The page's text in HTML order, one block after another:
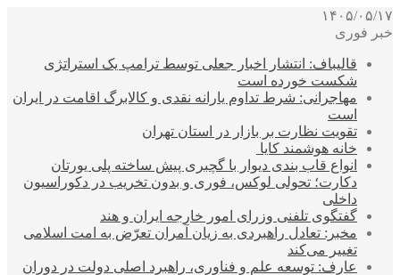
۱۴۰۵/۰۵/۱۷
خبر فوری
قالیباف: انتشار اخبار جعلی توسط ترامپ یک استراتژی
شکست خورده است
مهاجرانی: شرط تداوم یارانه نقدی و کالابرگ اقامت در ایران
است
تقویت نظارت بر بازار در استان تهران
خانه هوشمند کایا
انواع قاب بندی دیوار با گچبری پیش ساخته پلی یورتان
دکارت؛ تحولی لوکس، فوری و بدون تخریب در دکوراسیون
داخلی
گفتگوی تلفنی وزرای امور خارجه ایران و هند
مخبر: تعادل راهبردی به زیان آمران تعرّض به امت اسلامی
تغییر می‌کند
عارف: توسعه علم و فناوری، راهبرد اصلی دولت در دوران